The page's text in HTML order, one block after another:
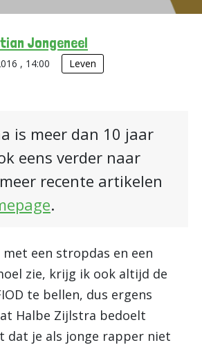
Jongeneel
, 14:00 Leven
is meer dan 10 jaar
eens verder naar
recente artikelen
.
met een stropdas en een
zie, krijg ik ook altijd de
te bellen, dus ergens
Halbe Zijlstra bedoelt
dat je als jonge rapper niet